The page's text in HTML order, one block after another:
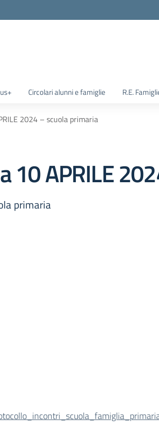
Circolari alunni e famiglie R.E.
2024 – scuola primaria
10 APRILE
primaria